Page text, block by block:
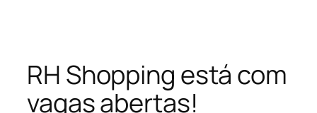
RH Shopping está com
vagas abertas!